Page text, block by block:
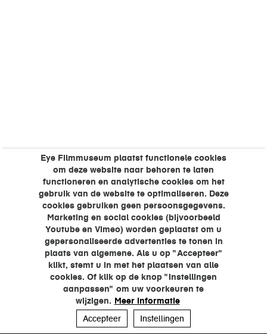
Eye Filmmuseum plaatst functionele cookies
om deze website naar behoren te laten
functioneren en analytische cookies om het
gebruik van de website te optimaliseren. Deze
cookies gebruiken geen persoonsgegevens.
Marketing en social cookies (bijvoorbeeld
Youtube en Vimeo) worden geplaatst om u
gepersonaliseerde advertenties te tonen in
plaats van algemene. Als u op "Accepteer"
klikt, stemt u in met het plaatsen van alle
cookies. Of klik op de knop "Instellingen
aanpassen" om uw voorkeuren te
wijzigen. Meer informatie
Accepteer
Instellingen